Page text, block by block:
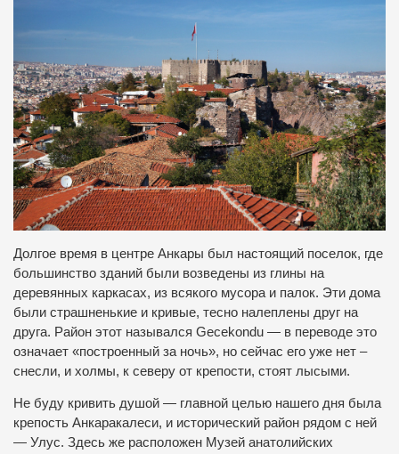
Долгое время в центре Анкары был настоящий поселок, где
большинство зданий были возведены из глины на
деревянных каркасах, из всякого мусора и палок. Эти дома
были страшненькие и кривые, тесно налеплены друг на
друга. Район этот назывался Gecekondu — в переводе это
означает «построенный за ночь», но сейчас его уже нет –
снесли, и холмы, к северу от крепости, стоят лысыми.
Не буду кривить душой — главной целью нашего дня была
крепость Анкаракалеси, и исторический район рядом с ней
— Улус. Здесь же расположен Музей анатолийских